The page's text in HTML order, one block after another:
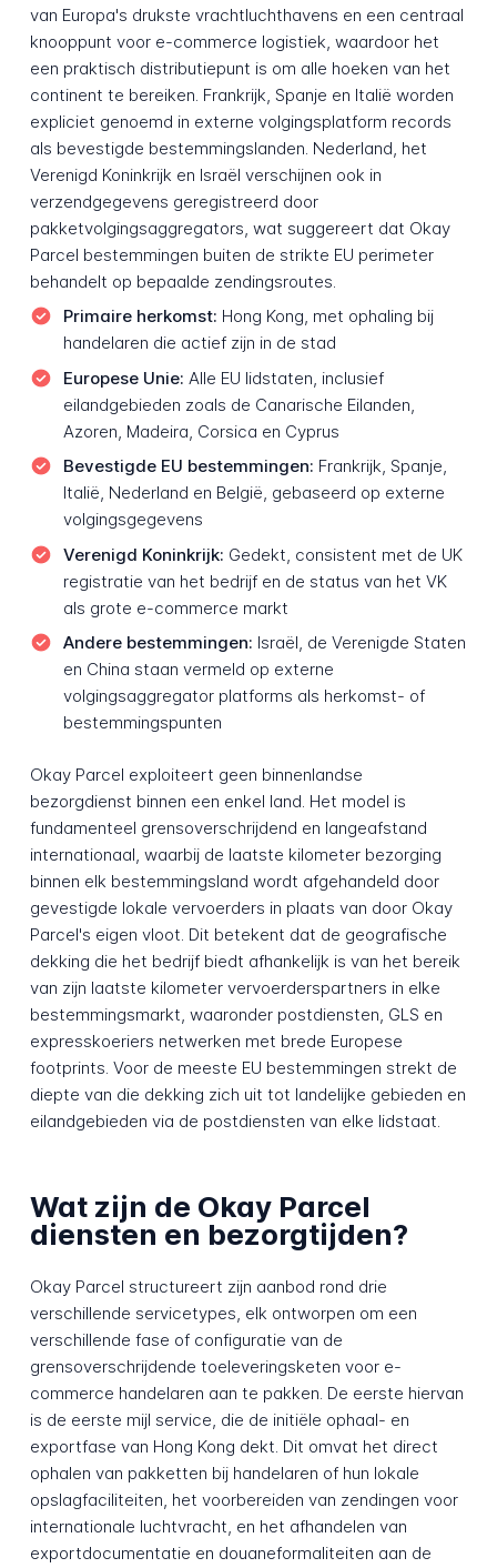
van Europa's drukste vrachtluchthavens en een centraal
knooppunt voor e-commerce logistiek, waardoor het
een praktisch distributiepunt is om alle hoeken van het
continent te bereiken. Frankrijk, Spanje en Italië worden
expliciet genoemd in externe volgingsplatform records
als bevestigde bestemmingslanden. Nederland, het
Verenigd Koninkrijk en Israël verschijnen ook in
verzendgegevens geregistreerd door
pakketvolgingsaggregators, wat suggereert dat Okay
Parcel bestemmingen buiten de strikte EU perimeter
behandelt op bepaalde zendingsroutes.
Primaire herkomst: Hong Kong, met ophaling bij
handelaren die actief zijn in de stad
Europese Unie: Alle EU lidstaten, inclusief
eilandgebieden zoals de Canarische Eilanden,
Azoren, Madeira, Corsica en Cyprus
Bevestigde EU bestemmingen: Frankrijk, Spanje,
Italië, Nederland en België, gebaseerd op externe
volgingsgegevens
Verenigd Koninkrijk: Gedekt, consistent met de UK
registratie van het bedrijf en de status van het VK
als grote e-commerce markt
Andere bestemmingen: Israël, de Verenigde Staten
en China staan vermeld op externe
volgingsaggregator platforms als herkomst- of
bestemmingspunten
Okay Parcel exploiteert geen binnenlandse
bezorgdienst binnen een enkel land. Het model is
fundamenteel grensoverschrijdend en langeafstand
internationaal, waarbij de laatste kilometer bezorging
binnen elk bestemmingsland wordt afgehandeld door
gevestigde lokale vervoerders in plaats van door Okay
Parcel's eigen vloot. Dit betekent dat de geografische
dekking die het bedrijf biedt afhankelijk is van het bereik
van zijn laatste kilometer vervoerderspartners in elke
bestemmingsmarkt, waaronder postdiensten, GLS en
expresskoeriers netwerken met brede Europese
footprints. Voor de meeste EU bestemmingen strekt de
diepte van die dekking zich uit tot landelijke gebieden en
eilandgebieden via de postdiensten van elke lidstaat.
Wat zijn de Okay Parcel
diensten en bezorgtijden?
Okay Parcel structureert zijn aanbod rond drie
verschillende servicetypes, elk ontworpen om een
verschillende fase of configuratie van de
grensoverschrijdende toeleveringsketen voor e-
commerce handelaren aan te pakken. De eerste hiervan
is de eerste mijl service, die de initiële ophaal- en
exportfase van Hong Kong dekt. Dit omvat het direct
ophalen van pakketten bij handelaren of hun lokale
opslagfaciliteiten, het voorbereiden van zendingen voor
internationale luchtvracht, en het afhandelen van
exportdocumentatie en douaneformaliteiten aan de